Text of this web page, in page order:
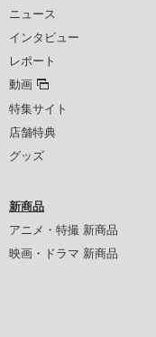
ニュース
インタビュー
レポート
動画
特集サイト
店舗特典
グッズ
新商品
アニメ・特撮 新商品
映画・ドラマ 新商品